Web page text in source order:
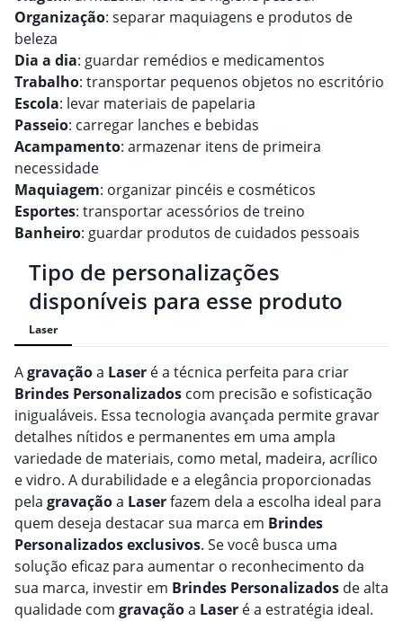
Organização: separar maquiagens e produtos de
beleza
Dia a dia: guardar remédios e medicamentos
Trabalho: transportar pequenos objetos no escritório
Escola: levar materiais de papelaria
Passeio: carregar lanches e bebidas
Acampamento: armazenar itens de primeira
necessidade
Maquiagem: organizar pincéis e cosméticos
Esportes: transportar acessórios de treino
Banheiro: guardar produtos de cuidados pessoais
Tipo de personalizações
disponíveis para esse produto
Laser
Agravaçãoa Laser é a técnica perfeita para criar
Brindes Personalizados com precisão e sofisticação
inigualáveis. Essa tecnologia avançada permite gravar
detalhes nítidos e permanentes em uma ampla
variedade de materiais, como metal, madeira, acrílico
e vidro. A durabilidade e a elegância proporcionadas
pela gravaçãoa Laserfazem dela a escolha ideal para
quem deseja destacar sua marca em Brindes
Personalizadosexclusivos. Se você busca uma
solução eficaz para aumentar o reconhecimento da
sua marca, investir em Brindes Personalizados de alta
qualidade com gravaçãoa Laser é a estratégia ideal.